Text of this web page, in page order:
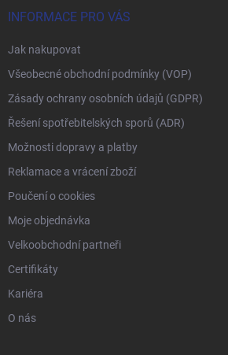
INFORMACE PRO VÁS
Jak nakupovat
Všeobecné obchodní podmínky (VOP)
Zásady ochrany osobních údajů (GDPR)
Řešení spotřebitelských sporů (ADR)
Možnosti dopravy a platby
Reklamace a vrácení zboží
Poučení o cookies
Moje objednávka
Velkoobchodní partneři
Certifikáty
Kariéra
O nás